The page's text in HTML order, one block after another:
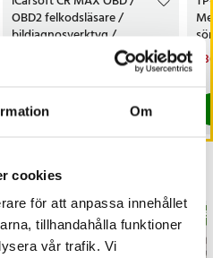
Om
cookies
för att anpassa innehållet
tillhandahålla funktioner
vår trafik. Vi
OBD2 felkodsläsare /
bildiagnosverktyg /
diagnosverktyg för bil
Tidigare pris: 3 999 kr
I lager, levereras inom 1-2 vardagar